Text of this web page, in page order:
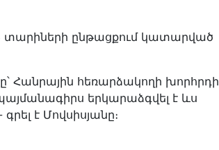
տարիների ընթացքում կատարված
Հանրային հեռարձակողի խորհրդի
երկարաձգվել է ևս
է Մովսիսյանը։